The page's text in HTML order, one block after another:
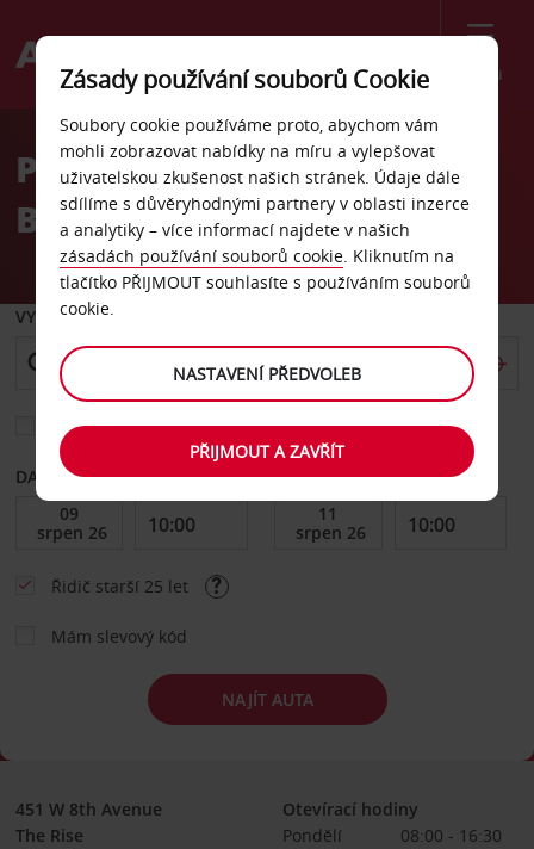
Menu
Welcome
AvisPronájem auta West
Broadway, Vancouver
VYZVEDNOUT Z
Vyberte si jiné místo vrácení
DATUM OD DATUM DO
Řidič starší 25 let
Mám slevový kód
NAJÍT AUTA
451 W 8th Avenue
The Rise
Otevírací hodiny
Pondělí
08:00 - 16:30
Zásady používání souborů Cookie
Soubory cookie používáme proto, abychom vám
mohli zobrazovat nabídky na míru a vylepšovat
uživatelskou zkušenost našich stránek. Údaje dále
sdílíme s důvěryhodnými partnery v oblasti inzerce
a analytiky – více informací najdete v našich
zásadách používání souborů cookie. Kliknutím na
tlačítko PŘIJMOUT souhlasíte s používáním souborů
cookie.
NASTAVENÍ PŘEDVOLEB
PŘIJMOUT A ZAVŘÍT